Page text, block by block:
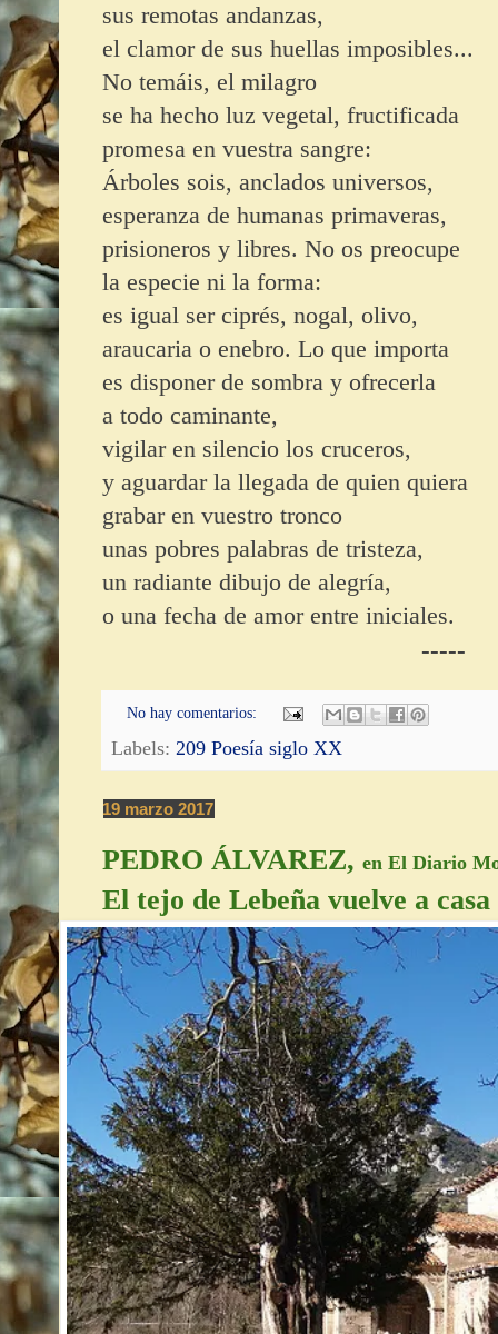
sus remotas andanzas,
el clamor de sus huellas imposibles...
Notemáis, el milagro
se ha hecho luz vegetal, fructificada
promesa en vuestra sangre:
Árboles sois, anclados universos,
esperanza de humanas primaveras,
prisioneros y libres. No os preocupe
la especie ni la forma:
es igual ser ciprés, nogal, olivo,
araucaria o enebro. Lo que importa
es disponer de sombra y ofrecerla
a todo caminante,
vigilar en silencio los cruceros,
y aguardar la llegada de quien quiera
grabar en vuestro tronco
unas pobres palabras de tristeza,
un radiante dibujo de alegría,
o una fecha de amor entre iniciales.
-----
No hay comentarios:
Labels:209 Poesía siglo XX
19 marzo 2017
PEDRO ÁLVAREZ,en El Diario
El tejo de Lebeña vuelve a casa